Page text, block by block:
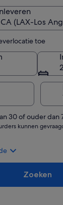
(LAX-Los
toe
30 of ouder dan
kunnen
Zoeken